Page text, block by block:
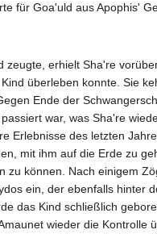
für Goa'uld aus Apophis'
zeugte, erhielt Sha're
überleben konnte. Sie
Ende der
war, was Sha're
Erlebnisse des letzten
mit ihm auf die Erde zu
zu können. Nach einigem
ein, der ebenfalls hinter
das Kind schließlich
wieder die Kontrolle